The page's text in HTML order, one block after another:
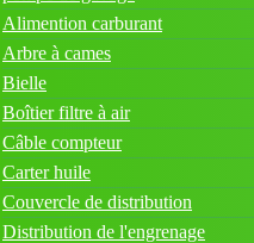
Alimention carburant
Arbre à cames
Bielle
Boîtier filtre à air
Câble compteur
Carter huile
Couvercle de distribution
Distribution de l'engrenage